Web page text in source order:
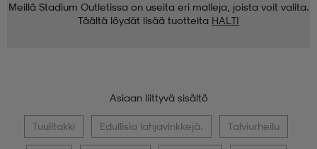
Meillä Stadium Outletissa on useita eri malleja, joista voit valita.
Täältä löydät lisää tuotteita HALTI
Asiaan liittyvä sisältö
Tuulitakki Edullisia lahjavinkkejä. Talviurheilu